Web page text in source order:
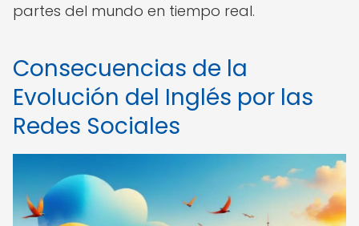
partes del mundo en tiempo real.
Consecuencias de la
Evolución del Inglés por las
Redes Sociales